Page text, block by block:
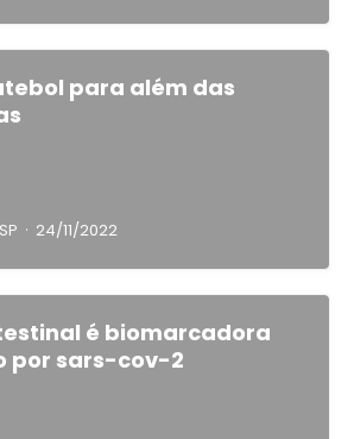
para além das
· 24/11/2022
é biomarcadora
por sars-cov-2